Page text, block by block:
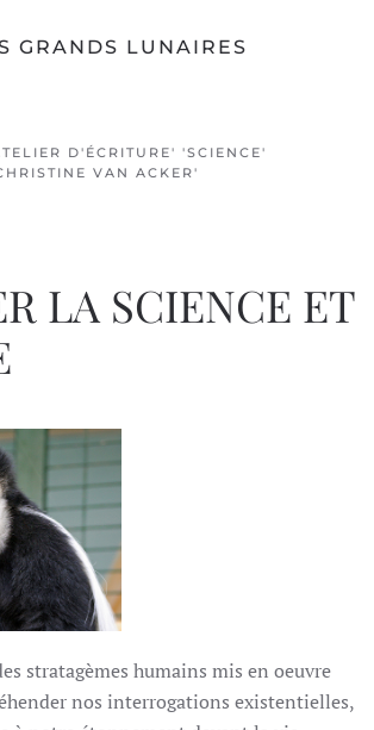
principal
GRANDS LUNAIRES
D'ÉCRITURE' 'SCIENCE'
VAN ACKER'
LA SCIENCE ET
stratagèmes humains mis en oeuvre
nos interrogations existentielles,